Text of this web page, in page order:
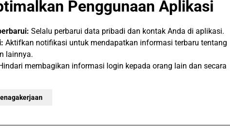
Penggunaan Aplikasi
Selalu perbarui data pribadi dan kontak Anda di aplikasi.
Aktifkan notifikasi untuk mendapatkan informasi terbaru tentang
lainnya.
membagikan informasi login kepada orang lain dan secara